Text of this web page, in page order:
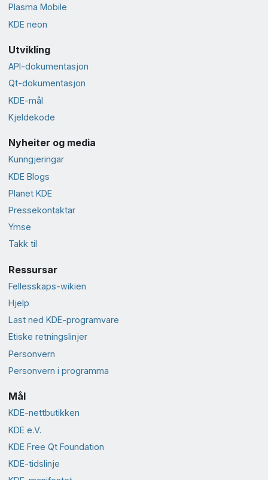
Plasma Mobile
KDE neon
Utvikling
API-dokumentasjon
Qt-dokumentasjon
KDE-mål
Kjeldekode
Nyheiter og media
Kunngjeringar
KDE Blogs
Planet KDE
Presse­kontaktar
Ymse
Takk til
Ressursar
Fellesskaps-wikien
Hjelp
Last ned KDE-programvare
Etiske retningslinjer
Personvern
Personvern i programma
Mål
KDE-nettbutikken
KDE e.V.
KDE Free Qt Foundation
KDE-tidslinje